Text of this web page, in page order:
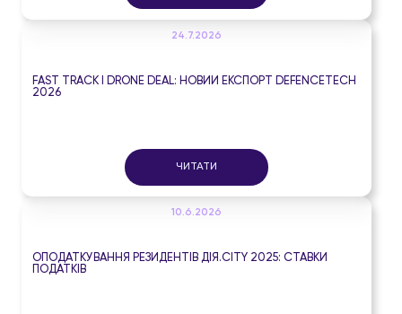
24.7.2026
FAST TRACK І DRONE DEAL: НОВИЙ ЕКСПОРТ DEFENCETECH
2026
ЧИТАТИ
10.6.2026
ОПОДАТКУВАННЯ РЕЗИДЕНТІВ ДІЯ.CITY 2025: СТАВКИ
ПОДАТКІВ